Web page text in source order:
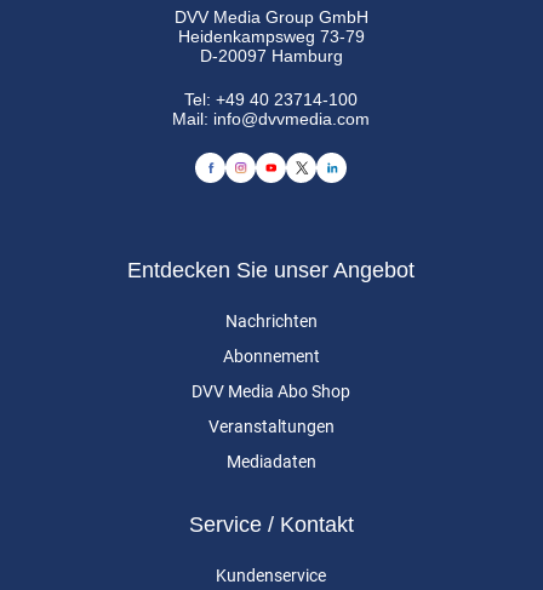
DVV Media Group GmbH
Heidenkampsweg 73-79
D-20097 Hamburg
Tel:+49 40 23714-100
Mail: info@dvvmedia.com
Entdecken Sie unser Angebot
Nachrichten
Abonnement
DVV Media Abo Shop
Veranstaltungen
Mediadaten
Service / Kontakt
Kundenservice